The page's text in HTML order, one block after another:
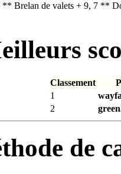
** Brelan de valets + 9, 7 **
Classement
1
2
de